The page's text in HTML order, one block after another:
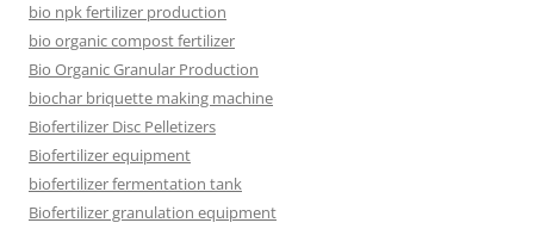
bio npk fertilizer production
bio organic compost fertilizer
Bio Organic Granular Production
biochar briquette making machine
Biofertilizer Disc Pelletizers
Biofertilizer equipment
biofertilizer fermentation tank
Biofertilizer granulation equipment